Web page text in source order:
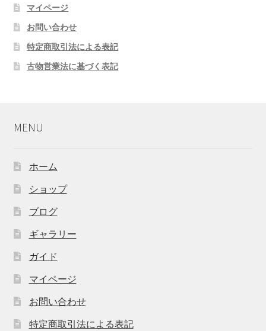
マイページ
お問い合わせ
特定商取引法による表記
古物営業法に基づく表記
MENU
ホーム
ショップ
ブログ
ギャラリー
ガイド
マイページ
お問い合わせ
特定商取引法による表記